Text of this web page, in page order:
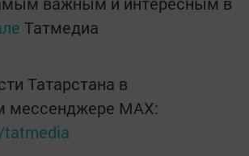
Татмедиа
Татарстана в
мессенджере MАХ: